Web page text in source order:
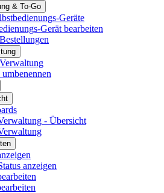
& To-Go
Geräte
Gerät bearbeiten
- Übersicht
anzeigen